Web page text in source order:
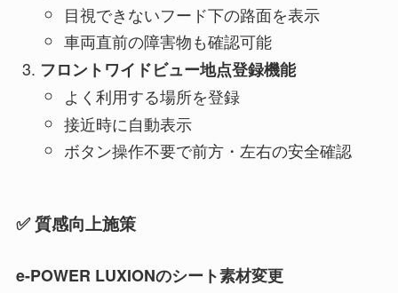
目視できないフード下の路面を表示
車両直前の障害物も確認可能
フロントワイドビュー地点登録機能
よく利用する場所を登録
接近時に自動表示
ボタン操作不要で前方・左右の安全確認
✅ 質感向上施策
e-POWER LUXIONのシート素材変更